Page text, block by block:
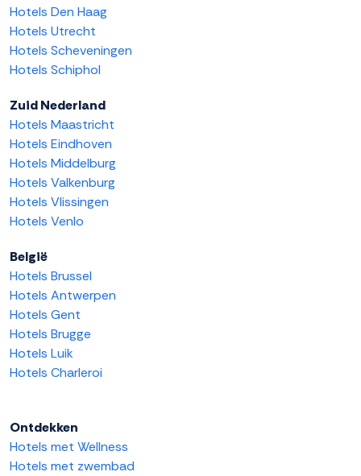
Hotels Den Haag
Hotels Utrecht
Hotels Scheveningen
Hotels Schiphol
Zuid Nederland
Hotels Maastricht
Hotels Eindhoven
Hotels Middelburg
Hotels Valkenburg
Hotels Vlissingen
Hotels Venlo
België
Hotels Brussel
Hotels Antwerpen
Hotels Gent
Hotels Brugge
Hotels Luik
Hotels Charleroi
Ontdekken
Hotels met Wellness
Hotels met zwembad